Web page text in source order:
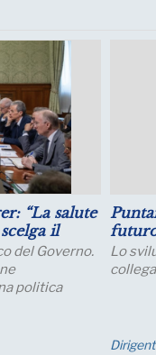
sulla
quota di
produzione;
Eventi